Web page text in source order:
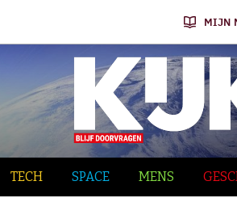
MIJN
TECH SPACE MENS